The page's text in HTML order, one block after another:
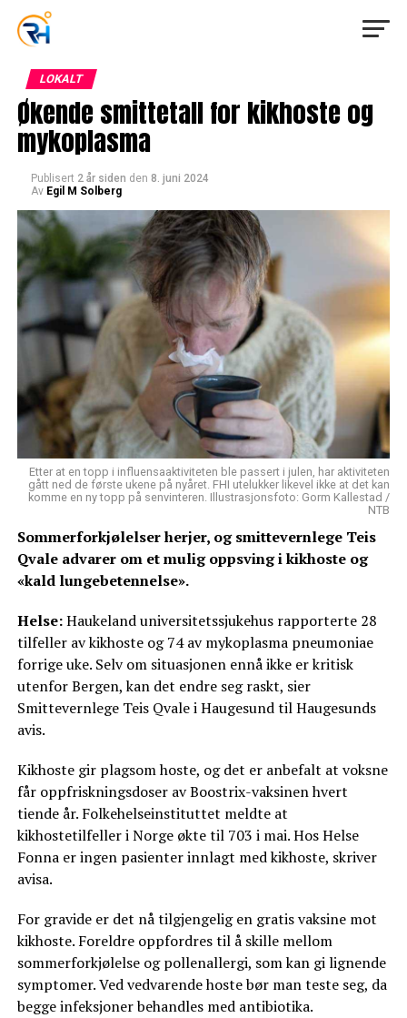
LOKALT
Økende smittetall for kikhoste og
mykoplasma
Publisert 2 år siden den 8. juni 2024
Av Egil M Solberg
Etter at en topp i influensaaktiviteten ble passert i julen, har aktiviteten
gått ned de første ukene på nyåret. FHI utelukker likevel ikke at det kan
komme en ny topp på senvinteren. Illustrasjonsfoto: Gorm Kallestad /
NTB
Sommerforkjølelser herjer, og smittevernlege Teis
Qvale advarer om et mulig oppsving i kikhoste og
«kald lungebetennelse».
Helse:Haukeland universitetssjukehus rapporterte 28
tilfeller av kikhoste og 74 av mykoplasma pneumoniae
forrige uke. Selv om situasjonen ennå ikke er kritisk
utenfor Bergen, kan det endre seg raskt, sier
Smittevernlege Teis Qvale i Haugesund til Haugesunds
avis.
Kikhoste gir plagsom hoste, og det er anbefalt at voksne
får oppfriskningsdoser av Boostrix-vaksinen hvert
tiende år. Folkehelseinstituttet meldte at
kikhostetilfeller i Norge økte til 703 i mai. Hos Helse
Fonna er ingen pasienter innlagt med kikhoste, skriver
avisa.
For gravide er det nå tilgjengelig en gratis vaksine mot
kikhoste. Foreldre oppfordres til å skille mellom
sommerforkjølelse og pollenallergi, som kan gi lignende
symptomer. Ved vedvarende hoste bør man teste seg, da
begge infeksjoner behandles med antibiotika.